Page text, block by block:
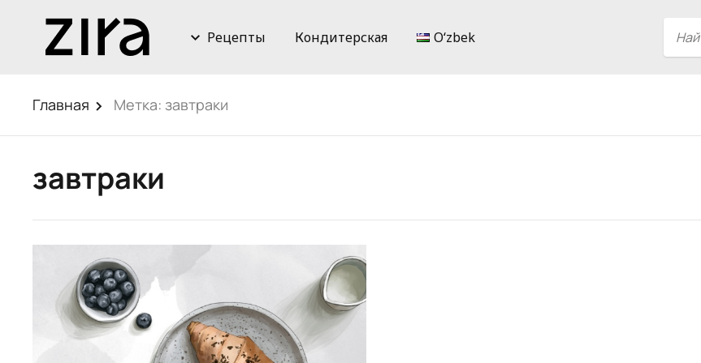
Рецепты Кондитерская Oʻzbek
Главная Метка: завтраки
завтраки